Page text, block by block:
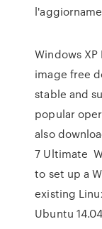
Windows
image free
stable and
popular
also
7 Ultimate
to set up a
existing
Ubuntu